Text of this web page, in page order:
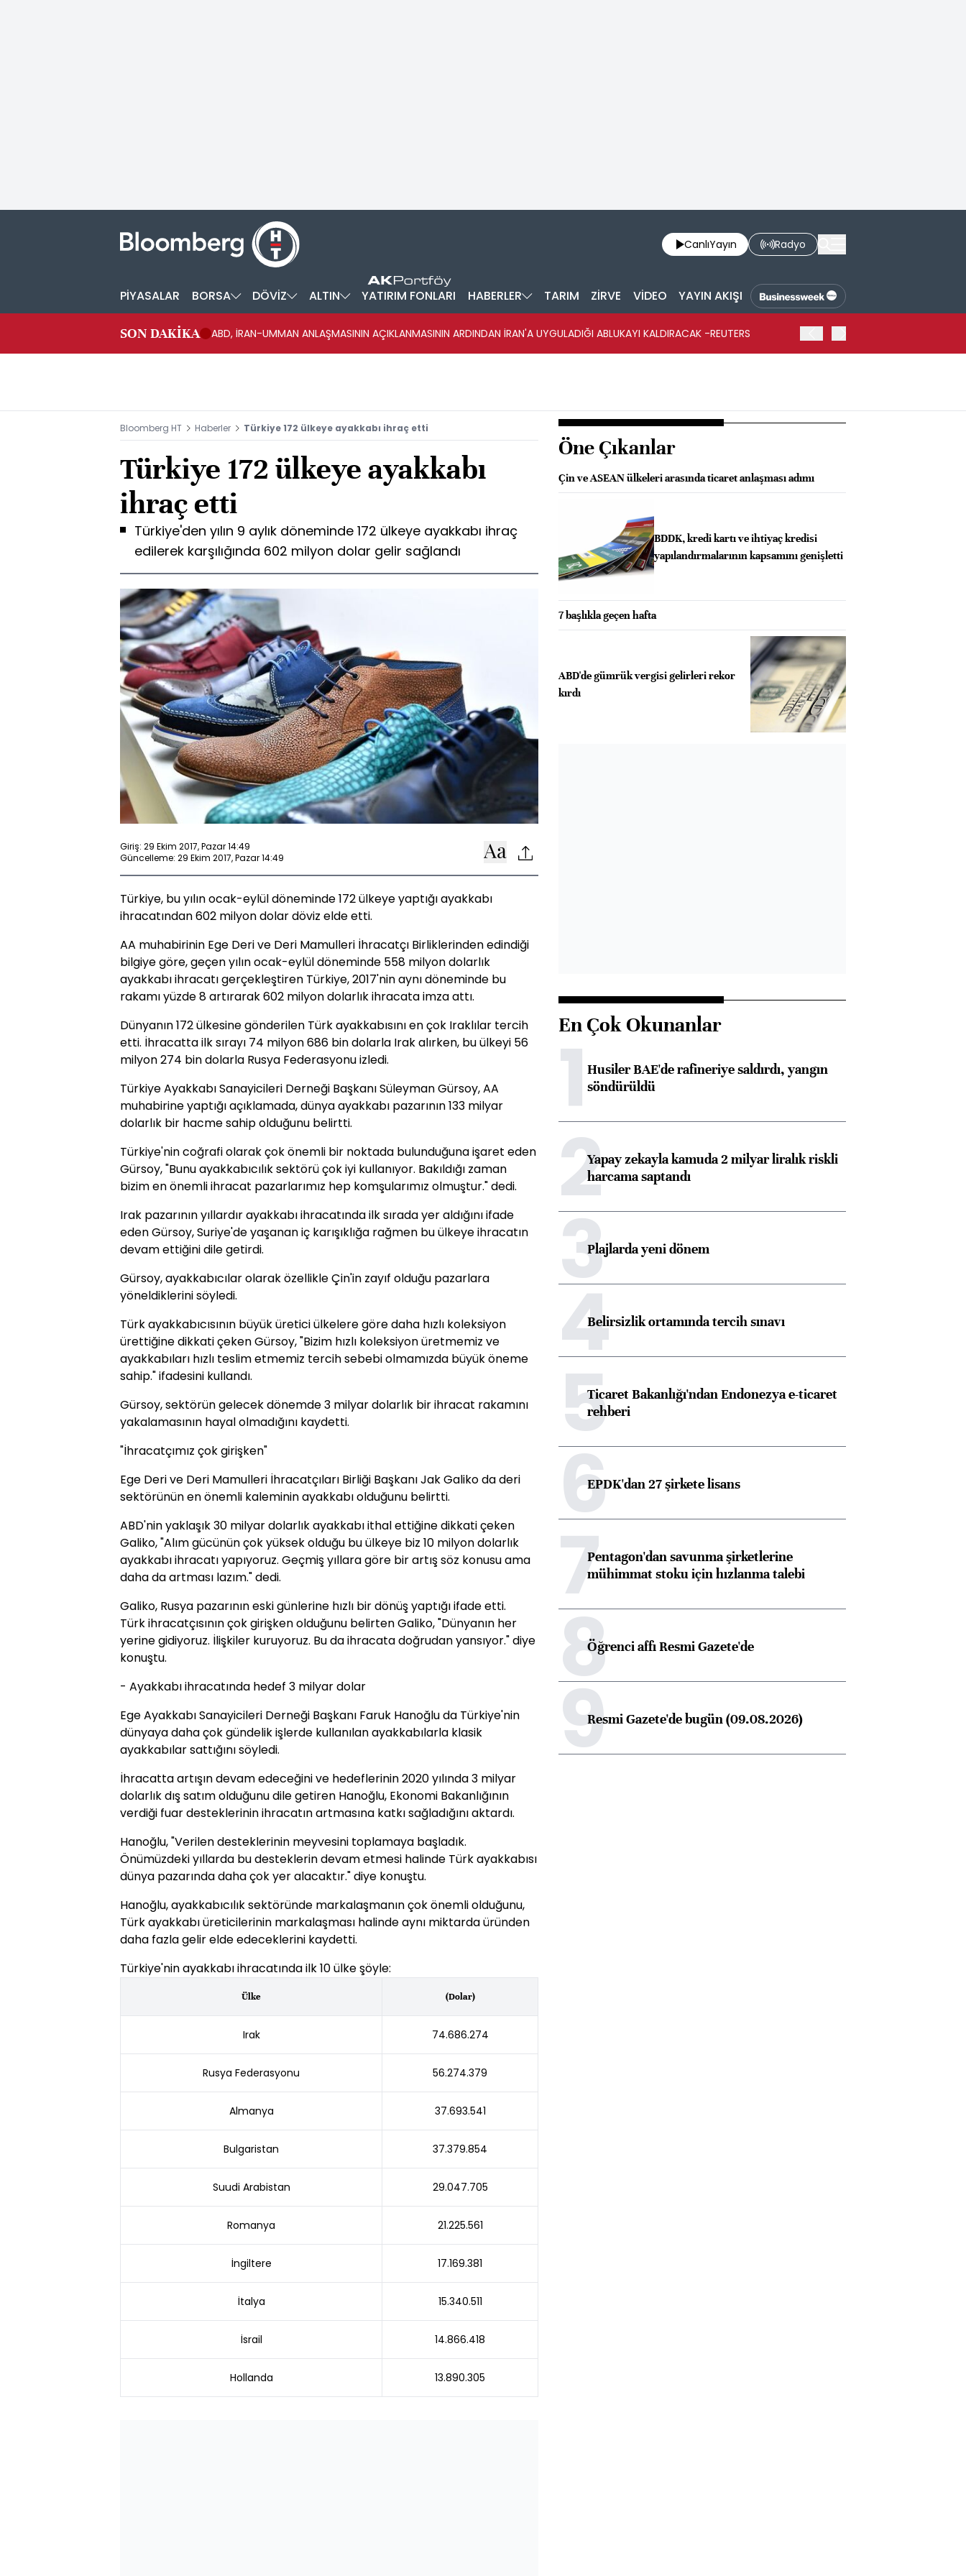
CanlıYayın Radyo
PİYASALAR BORSA DÖVİZ ALTIN YATIRIM FONLARI HABERLER TARIM ZİRVE VİDEO YAYIN AKIŞI
SON DAKİKA ABD, İRAN-UMMAN ANLAŞMASININ AÇIKLANMASININ ARDINDAN İRAN'A UYGULADIĞI ABLUKAYI KALDIRACAK -REUTERS
Bloomberg HT Haberler Türkiye 172 ülkeye ayakkabı ihraç etti
Türkiye 172 ülkeye ayakkabı
ihraç etti
Türkiye'den yılın 9 aylık döneminde 172 ülkeye ayakkabı ihraç
edilerek karşılığında 602 milyon dolar gelir sağlandı
Giriş: 29 Ekim 2017, Pazar 14:49
Güncelleme: 29 Ekim 2017, Pazar 14:49
Türkiye, bu yılın ocak-eylül döneminde 172 ülkeye yaptığı ayakkabı
ihracatından 602 milyon dolar döviz elde etti.
AA muhabirinin Ege Deri ve Deri Mamulleri İhracatçı Birliklerinden edindiği
bilgiye göre, geçen yılın ocak-eylül döneminde 558 milyon dolarlık
ayakkabı ihracatı gerçekleştiren Türkiye, 2017'nin aynı döneminde bu
rakamı yüzde 8 artırarak 602 milyon dolarlık ihracata imza attı.
Dünyanın 172 ülkesine gönderilen Türk ayakkabısını en çok Iraklılar tercih
etti. İhracatta ilk sırayı 74 milyon 686 bin dolarla Irak alırken, bu ülkeyi 56
milyon 274 bin dolarla Rusya Federasyonu izledi.
Türkiye Ayakkabı Sanayicileri Derneği Başkanı Süleyman Gürsoy, AA
muhabirine yaptığı açıklamada, dünya ayakkabı pazarının 133 milyar
dolarlık bir hacme sahip olduğunu belirtti.
Türkiye'nin coğrafi olarak çok önemli bir noktada bulunduğuna işaret eden
Gürsoy, "Bunu ayakkabıcılık sektörü çok iyi kullanıyor. Bakıldığı zaman
bizim en önemli ihracat pazarlarımız hep komşularımız olmuştur." dedi.
Irak pazarının yıllardır ayakkabı ihracatında ilk sırada yer aldığını ifade
eden Gürsoy, Suriye'de yaşanan iç karışıklığa rağmen bu ülkeye ihracatın
devam ettiğini dile getirdi.
Gürsoy, ayakkabıcılar olarak özellikle Çin'in zayıf olduğu pazarlara
yöneldiklerini söyledi.
Türk ayakkabıcısının büyük üretici ülkelere göre daha hızlı koleksiyon
ürettiğine dikkati çeken Gürsoy, "Bizim hızlı koleksiyon üretmemiz ve
ayakkabıları hızlı teslim etmemiz tercih sebebi olmamızda büyük öneme
sahip." ifadesini kullandı.
Gürsoy, sektörün gelecek dönemde 3 milyar dolarlık bir ihracat rakamını
yakalamasının hayal olmadığını kaydetti.
"İhracatçımız çok girişken"
Ege Deri ve Deri Mamulleri İhracatçıları Birliği Başkanı Jak Galiko da deri
sektörünün en önemli kaleminin ayakkabı olduğunu belirtti.
ABD'nin yaklaşık 30 milyar dolarlık ayakkabı ithal ettiğine dikkati çeken
Galiko, "Alım gücünün çok yüksek olduğu bu ülkeye biz 10 milyon dolarlık
ayakkabı ihracatı yapıyoruz. Geçmiş yıllara göre bir artış söz konusu ama
daha da artması lazım." dedi.
Galiko, Rusya pazarının eski günlerine hızlı bir dönüş yaptığı ifade etti.
Türk ihracatçısının çok girişken olduğunu belirten Galiko, "Dünyanın her
yerine gidiyoruz. İlişkiler kuruyoruz. Bu da ihracata doğrudan yansıyor." diye
konuştu.
- Ayakkabı ihracatında hedef 3 milyar dolar
Ege Ayakkabı Sanayicileri Derneği Başkanı Faruk Hanoğlu da Türkiye'nin
dünyaya daha çok gündelik işlerde kullanılan ayakkabılarla klasik
ayakkabılar sattığını söyledi.
İhracatta artışın devam edeceğini ve hedeflerinin 2020 yılında 3 milyar
dolarlık dış satım olduğunu dile getiren Hanoğlu, Ekonomi Bakanlığının
verdiği fuar desteklerinin ihracatın artmasına katkı sağladığını aktardı.
Hanoğlu, "Verilen desteklerinin meyvesini toplamaya başladık.
Önümüzdeki yıllarda bu desteklerin devam etmesi halinde Türk ayakkabısı
dünya pazarında daha çok yer alacaktır." diye konuştu.
Hanoğlu, ayakkabıcılık sektöründe markalaşmanın çok önemli olduğunu,
Türk ayakkabı üreticilerinin markalaşması halinde aynı miktarda üründen
daha fazla gelir elde edeceklerini kaydetti.
Türkiye'nin ayakkabı ihracatında ilk 10 ülke şöyle:
Ülke (Dolar)
Irak 74.686.274
Rusya Federasyonu 56.274.379
Almanya 37.693.541
Bulgaristan 37.379.854
Suudi Arabistan 29.047.705
Romanya 21.225.561
İngiltere 17.169.381
İtalya 15.340.511
İsrail 14.866.418
Hollanda 13.890.305
Öne Çıkanlar
Çin ve ASEAN ülkeleri arasında ticaret anlaşması adımı
BDDK, kredi kartı ve ihtiyaç kredisi
yapılandırmalarının kapsamını genişletti
7 başlıkla geçen hafta
ABD'de gümrük vergisi gelirleri rekor
kırdı
En Çok Okunanlar
1Husiler BAE'de rafineriye saldırdı, yangın
söndürüldü
2Yapay zekayla kamuda 2 milyar liralık riskli
harcama saptandı
3Plajlarda yeni dönem
4Belirsizlik ortamında tercih sınavı
5Ticaret Bakanlığı'ndan Endonezya e-ticaret
rehberi
6EPDK'dan 27 şirkete lisans
7Pentagon'dan savunma şirketlerine
mühimmat stoku için hızlanma talebi
8Öğrenci affı Resmi Gazete'de
9Resmi Gazete'de bugün (09.08.2026)